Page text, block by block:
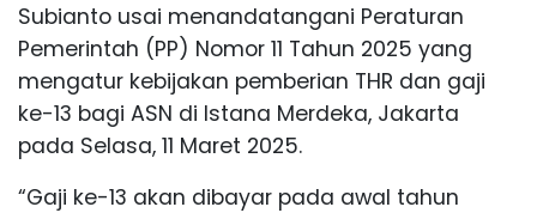
Subianto usai menandatangani Peraturan
Pemerintah (PP) Nomor 11 Tahun 2025 yang
mengatur kebijakan pemberian THR dan gaji
ke-13 bagi ASN di Istana Merdeka, Jakarta
pada Selasa, 11 Maret 2025.
“Gaji ke-13 akan dibayar pada awal tahun